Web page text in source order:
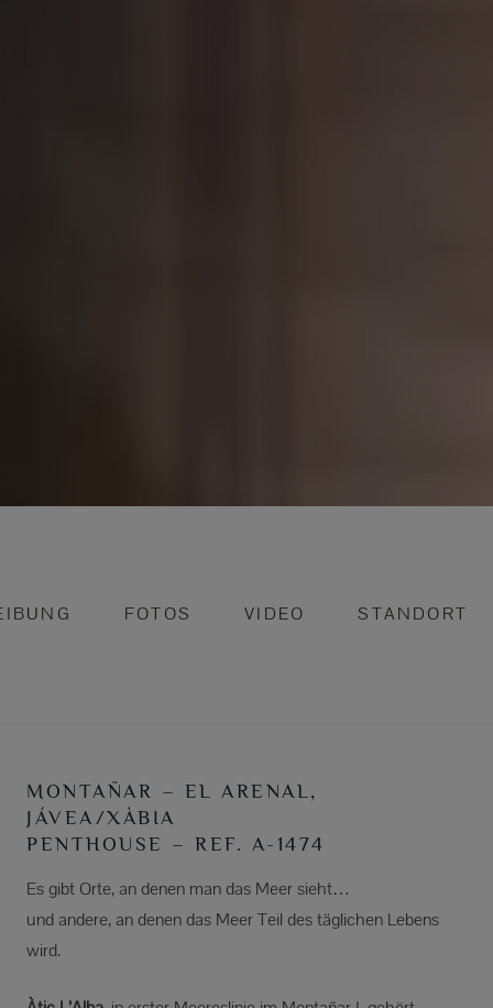
FOTOS VIDEO STANDORT
MONTAÑAR – EL ARENAL,
JÁVEA/XÀBIA
PENTHOUSE – REF. A-1474
Es gibt Orte, an denen man das Meer sieht…
und andere, an denen das Meer Teil des täglichen Lebens
wird.